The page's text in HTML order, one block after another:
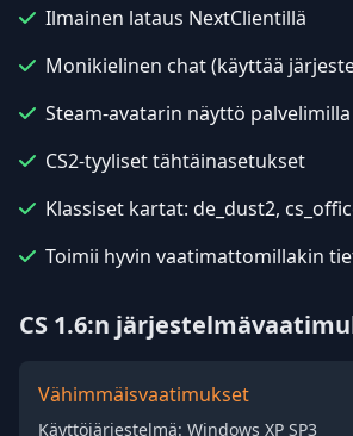
Ilmainen lataus NextClientillä
Monikielinen chat (käyttää
Steam-avatarin näyttö palvelimilla
CS2-tyyliset tähtäinasetukset
Klassiset kartat: de_dust2,
Toimii hyvin vaatimattomillakin
CS 1.6:n
Vähimmäisvaatimukset
Käyttöjärjestelmä: Windows XP SP3